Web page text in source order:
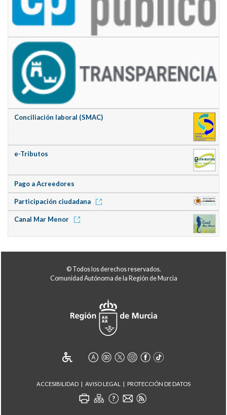
Conciliación laboral (SMAC)
e-Tributos
Pago a Acreedores
Participación ciudadana
Canal Mar Menor
© Todos los derechos reservados.
Comunidad Autónoma de la Región de Murcia
ACCESIBILIDAD AVISO LEGAL PROTECCIÓN DE DATOS